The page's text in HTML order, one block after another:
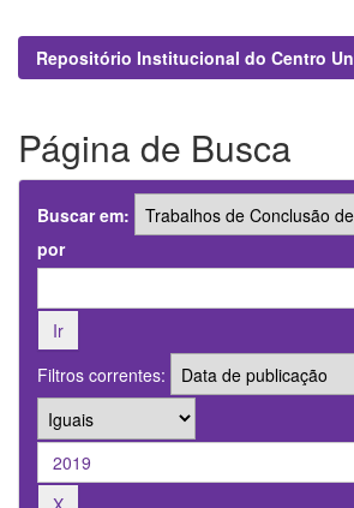
Repositório Institucional do Centro
Página de Busca
Buscar em:
por
Filtros correntes: